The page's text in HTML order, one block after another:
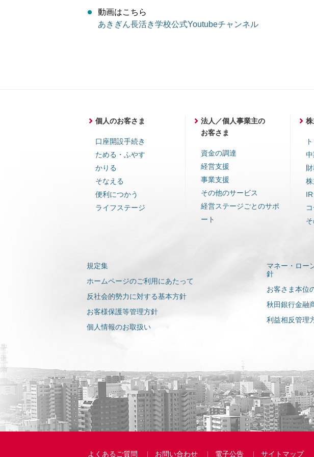
動画はこちら
あきぎん長活き学校公式Youtubeチャンネル
個人のお客さま
口座開設手続き
ためる・ふやす
かりる
そなえる
便利につかう
ライフステージ
法人／個人事業主の
お客さま
資金の調達
経営支援
事業支援
その他のサービス
経営ステージごとのサポ
ート
規定集
ホームページのご利用にあたって
反社会的勢力に対する基本方針
お客様保護等管理方針
個人情報のお取扱い
マネー・ロー
針
お客さま本位
秋田銀行金融
利益相反管理
よくあるご質問 お問い合わせ 電子公告 サイトマップ